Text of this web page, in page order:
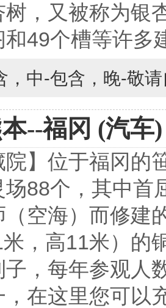
，又被称为银
49个槽等许多
，中-包含，晚-敬
--福冈 (汽车)
院】位于福冈
场88个，其中首
空海）而修建
，高11米）的
子，每年参观人
，在这里您可以